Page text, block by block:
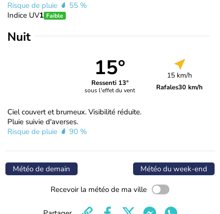
Risque de pluie
55 %
Indice UV1 Faible
Nuit
15°
Ressenti 13°
sous l'effet du vent
15 km/h
Rafales30 km/h
Ciel couvert et brumeux. Visibilité réduite.
Pluie suivie d'averses.
Risque de pluie
90 %
Météo de demain Météo du week-end
Recevoir la météo de ma ville